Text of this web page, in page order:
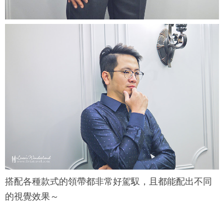
搭配各種款式的領帶都非常好駕馭，且都能配出不同
的視覺效果～